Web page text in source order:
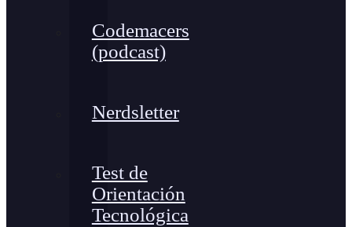
Codemacers
(podcast)
Nerdsletter
Test de
Orientación
Tecnológica